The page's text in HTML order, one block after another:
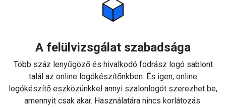
A felülvizsgálat szabadsága
Több száz lenyűgöző és hivalkodó fodrász logó sablont
talál az online logókészítőnkben. És igen, online
logókészítő eszközünkkel annyi szalonlogót szerezhet be,
amennyit csak akar. Használatára nincs korlátozás.